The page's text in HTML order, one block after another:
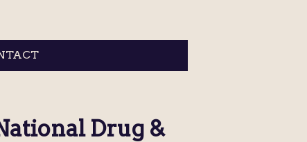
Drug &